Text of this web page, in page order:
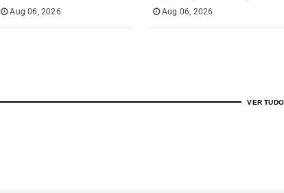
Aug 06, 2026 Aug 06, 2026
VER TUDO